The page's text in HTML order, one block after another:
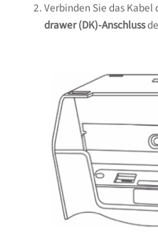
Verbinden Sie das
drawer (DK)-Anschluss